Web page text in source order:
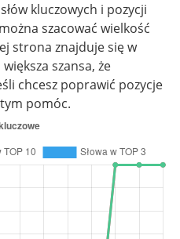
kluczowych i pozycji
szacować wielkość
strona znajduje się w
szansa, że
chcesz poprawić pozycje
pomóc.